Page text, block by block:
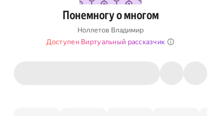
Понемногу о многом
Ноллетов Владимир
Доступен Виртуальный рассказчик